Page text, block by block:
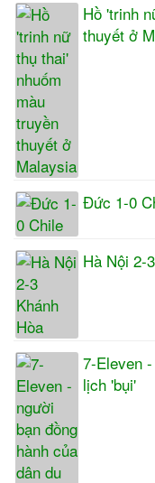
Hồ 'trinh
thuyết ở
Đức 1-0
Hà Nội 2-
7-Eleven
lịch 'bụi'